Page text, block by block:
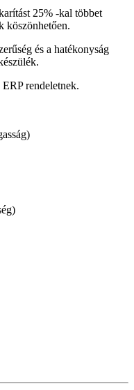
25% -kal többet
köszönhetően.
és a hatékonyság
rendeletnek.